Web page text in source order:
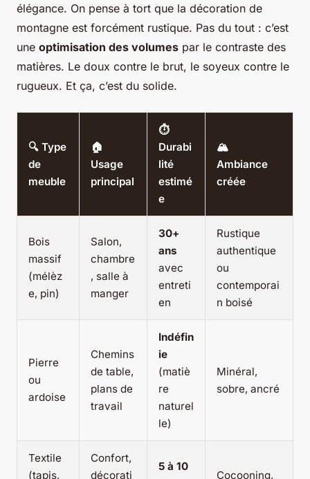
élégance. On pense à tort que la décoration de
montagne est forcément rustique. Pas du tout : c’est
une optimisation des volumes par le contraste des
matières. Le doux contre le brut, le soyeux contre le
rugueux. Et ça, c’est du solide.
🔍 Type
de
meuble
🏠
Usage
principal
⏱
Durabi
lité
estimé
e
🏔
Ambiance
créée
Bois
massif
(mélèz
e, pin)
Salon,
chambre
, salle à
manger
30+
ans
avec
entreti
en
Rustique
authentique
ou
contemporai
n boisé
Pierre
ou
ardoise
Chemins
de table,
plans de
travail
Indéfin
ie
(matiè
re
naturel
le)
Minéral,
sobre, ancré
Textile
(tapis,
Confort,
décorati
5 à 10
Cocooning,